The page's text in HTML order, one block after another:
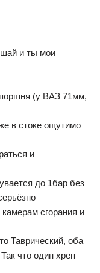
и ты мои
(у ВАЗ 71мм,
в стоке ощутимо
и
до 1бар без
сгорания и
Таврический, оба
что один хрен